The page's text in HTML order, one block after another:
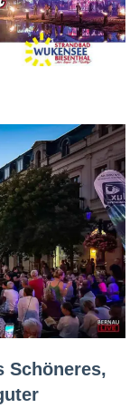
Schöneres,